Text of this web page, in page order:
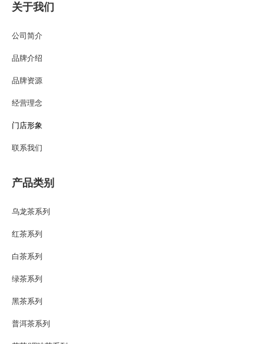
关于我们
公司简介
品牌介绍
品牌资源
经营理念
门店形象
联系我们
产品类别
乌龙茶系列
红茶系列
白茶系列
绿茶系列
黑茶系列
普洱茶系列